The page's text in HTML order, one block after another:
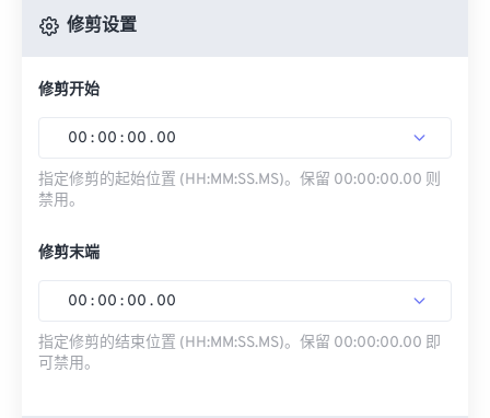
修剪设置
修剪开始
00 : 00 : 00 . 00
指定修剪的起始位置 (HH:MM:SS.MS)。保留 00:00:00.00 则
禁用。
修剪末端
00 : 00 : 00 . 00
指定修剪的结束位置 (HH:MM:SS.MS)。保留 00:00:00.00 即
可禁用。